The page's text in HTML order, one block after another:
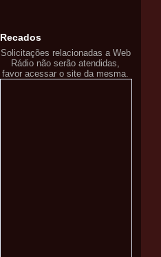
Recados
Solicitações relacionadas a Web
Rádio não serão atendidas,
favor acessar o site da mesma.